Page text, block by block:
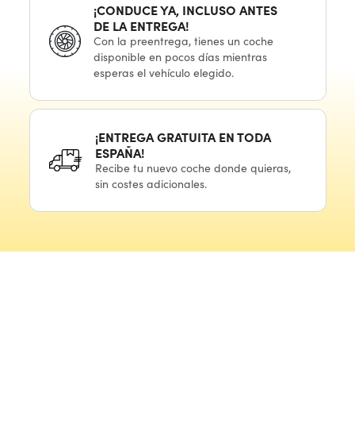
¡CONDUCE YA, INCLUSO ANTES
DE LA ENTREGA!
Con la preentrega,tienes un coche
disponible en pocosdías mientras
esperas el vehículoelegido.
¡ENTREGA GRATUITA EN TODA
ESPAÑA!
Recibe tu nuevocoche donde quieras,
sin costes adicionales.